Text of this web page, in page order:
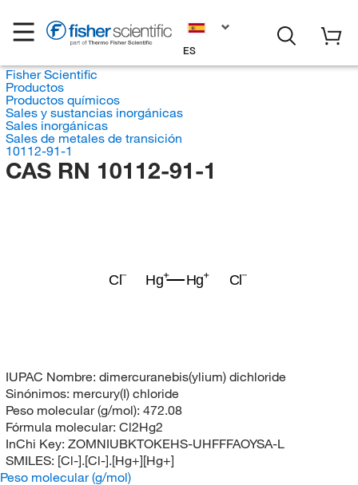
ES
Fisher Scientific
Productos
Productos químicos
Sales y sustancias inorgánicas
Sales inorgánicas
Sales de metales de transición
10112-91-1
CAS RN 10112-91-1
Cl Cl
Hg Hg
IUPAC Nombre: dimercuranebis(ylium) dichloride
Sinónimos: mercury(I) chloride
Peso molecular (g/mol): 472.08
Fórmula molecular: Cl2Hg2
InChi Key: ZOMNIUBKTOKEHS-UHFFFAOYSA-L
SMILES: [Cl-].[Cl-].[Hg+][Hg+]
Peso molecular (g/mol)